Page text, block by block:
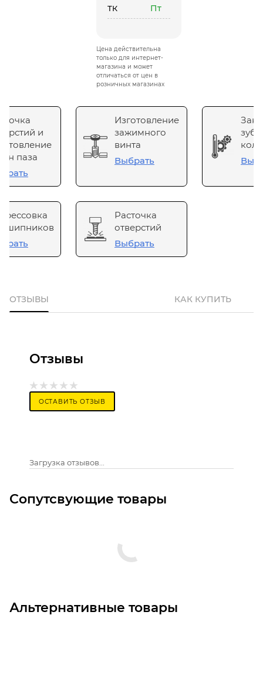
ТК
Пт
Цена действительна
только для интернет-
магазина и может
отличаться от цен в
розничных магазинах
и
паза
Изготовление
зажимного
винта
Выбрать
Расточка
отверстий
Выбрать
ОТЗЫВЫ КАК КУПИТЬ
Отзывы
ОСТАВИТЬ ОТЗЫВ
Загрузка отзывов...
Сопутсвующие товары
Альтернативные товары